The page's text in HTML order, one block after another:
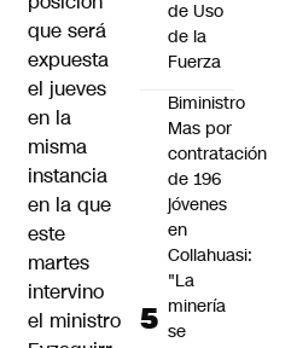
que será
expuesta
el jueves
en la
misma
instancia
en la que
este
martes
intervino
el ministro
de Uso
de la
Fuerza
Biministro
Mas por
contratación
de 196
jóvenes
en
Collahuasi:
"La
minería
se